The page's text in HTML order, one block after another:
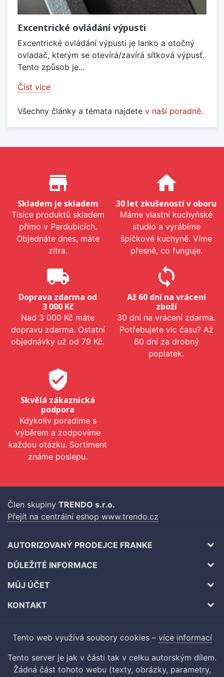
Excentrické ovládání výpusti
Excentrické ovládání výpusti je lanko a otočný
ovladač, kterým se otevírá/zavírá sítková výpusť.
Tento způsob je...
Číst více
Všechny články a témata najdete v naší poradně.
Proč nakupovat u nás?
store_mall_directory
Skladem je skladem
Tisíce produktů skladem
přímo v Pardubicích.
Objednáte dnes, máte
zítra.
home
30 let zkušeností v oboru
Máme vlastní kuchyňské
studio a vyrábíme
špičkové kuchyně. Víme
přesně, co funguje.
local_shipping
Doprava zdarma od
3 000 Kč
Nad 3 000 Kč máte
dopravu zdarma. Ostatní
objednávky už od 79 Kč.
sync
Až 60 dní na vrácení
zboží
30 dní na vrácení zdarma.
Potřebujete víc času? Až
60 dní za drobný
poplatek.
verified_user
Skvělá zákaznická
podpora
Kdykoliv poradíme s
výběrem a zodpovíme
každou otázku. Sortiment
známe poslepu.
Člen skupiny TRENDO s.r.o.
Přejít na centrální eshop www.trendo.cz
AUTORIZOVANÝ PRODEJCE FRANKE
DŮLEŽITÉ INFORMACE
MŮJ ÚČET
KONTAKT
Tento web využívá soubory cookies – více informací
Tento server je jak v části tak v celku autorským dílem.
Žádná část tohoto webu (texty, obrázky, parametry,